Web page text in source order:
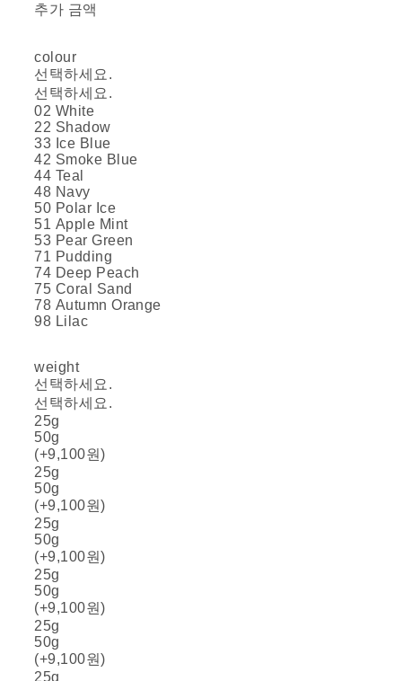
추가 금액
colour
선택하세요.
선택하세요.
02 White
22 Shadow
33 Ice Blue
42 Smoke Blue
44 Teal
48 Navy
50 Polar Ice
51 Apple Mint
53 Pear Green
71 Pudding
74 Deep Peach
75 Coral Sand
78 Autumn Orange
98 Lilac
weight
선택하세요.
선택하세요.
25g
50g
(+9,100원)
25g
50g
(+9,100원)
25g
50g
(+9,100원)
25g
50g
(+9,100원)
25g
50g
(+9,100원)
25g